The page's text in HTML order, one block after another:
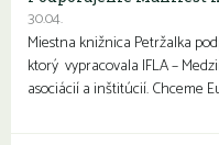
30.04.
Miestna knižnica Petržalka
ktorý vypracovala IFLA –
asociácií a inštitúcií. Chceme